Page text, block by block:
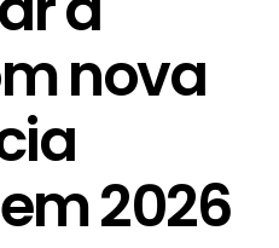
nova
2026